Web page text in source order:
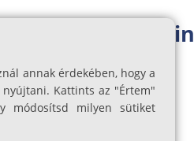
gyűrű (Sony-A
annak érdekében, hogy a
Kattints az "Értem"
módosítsd milyen sütiket